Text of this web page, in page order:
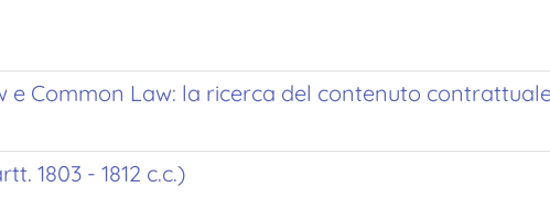
Common Law: la ricerca del contenuto
1803 - 1812 c.c.)